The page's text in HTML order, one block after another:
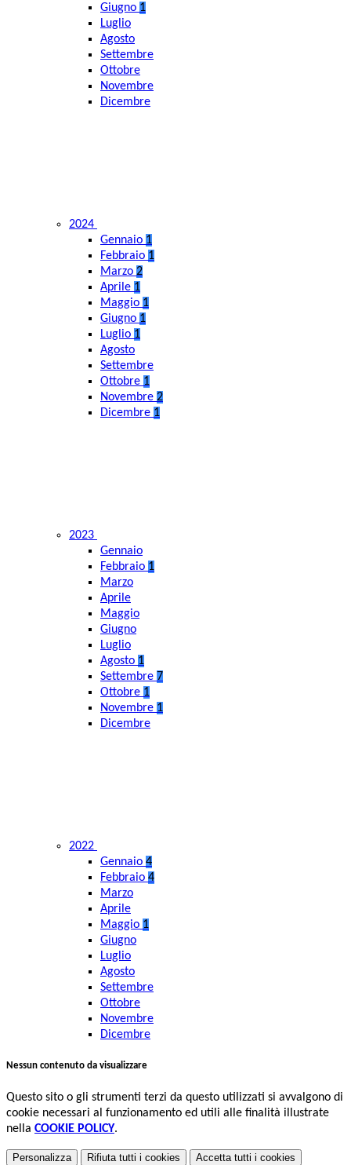
Giugno 1
Luglio
Agosto
Settembre
Ottobre
Novembre
Dicembre
2024
Gennaio 1
Febbraio 1
Marzo 2
Aprile 1
Maggio 1
Giugno 1
Luglio 1
Agosto
Settembre
Ottobre 1
Novembre 2
Dicembre 1
2023
Gennaio
Febbraio 1
Marzo
Aprile
Maggio
Giugno
Luglio
Agosto 1
Settembre 7
Ottobre 1
Novembre 1
Dicembre
2022
Gennaio 4
Febbraio 4
Marzo
Aprile
Maggio 1
Giugno
Luglio
Agosto
Settembre
Ottobre
Novembre
Dicembre
Nessun contenuto da visualizzare
Questo sito o gli strumenti terzi da questo utilizzati si avvalgono di
cookie necessari al funzionamento ed utili alle finalità illustrate
nella COOKIE POLICY.
Personalizza Rifiuta tutti i cookies Accetta tutti i cookies